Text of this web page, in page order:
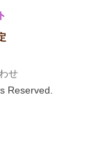
せ
Reserved.